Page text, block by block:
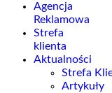
Agencja
Reklamowa
Strefa
klienta
Aktualności
Strefa
Artykuły